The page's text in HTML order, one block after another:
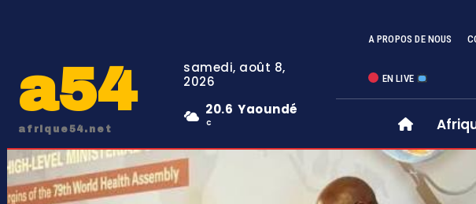
a54
afrique54.net
samedi, août 8,
2026
20.6
C
Yaoundé
A PROPOS DE NOUS
EN LIVE